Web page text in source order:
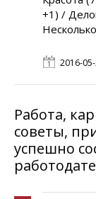
+1) /
2016-
Работа,
советы,
успешно